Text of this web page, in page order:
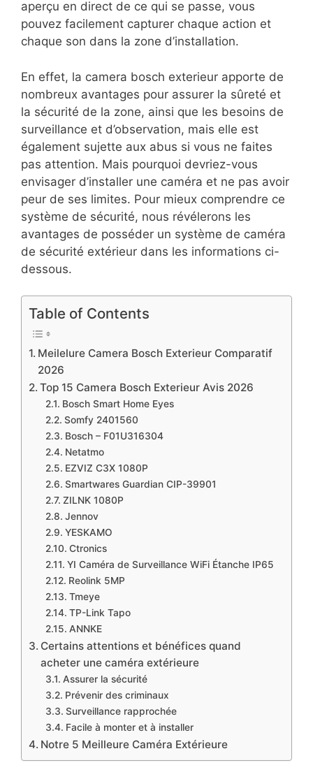
aperçu en direct de ce qui se passe, vous
pouvez facilement capturer chaque action et
chaque son dans la zone d’installation.
En effet, la camera bosch exterieur apporte de
nombreux avantages pour assurer la sûreté et
la sécurité de la zone, ainsi que les besoins de
surveillance et d’observation, mais elle est
également sujette aux abus si vous ne faites
pas attention. Mais pourquoi devriez-vous
envisager d’installer une caméra et ne pas avoir
peur de ses limites. Pour mieux comprendre ce
système de sécurité, nous révélerons les
avantages de posséder un système de caméra
de sécurité extérieur dans les informations ci-
dessous.
Table of Contents
Meilelure Camera Bosch Exterieur Comparatif
2026
Top 15 Camera Bosch Exterieur Avis 2026
Bosch Smart Home Eyes
Somfy 2401560
Bosch – F01U316304
Netatmo
EZVIZ C3X 1080P
Smartwares Guardian CIP-39901
ZILNK 1080P
Jennov
YESKAMO
Ctronics
YI Caméra de Surveillance WiFi Étanche IP65
Reolink 5MP
Tmeye
TP-Link Tapo
ANNKE
Certains attentions et bénéfices quand
acheter une caméra extérieure
Assurer la sécurité
Prévenir des criminaux
Surveillance rapprochée
Facile à monter et à installer
Notre 5 Meilleure Caméra Extérieure